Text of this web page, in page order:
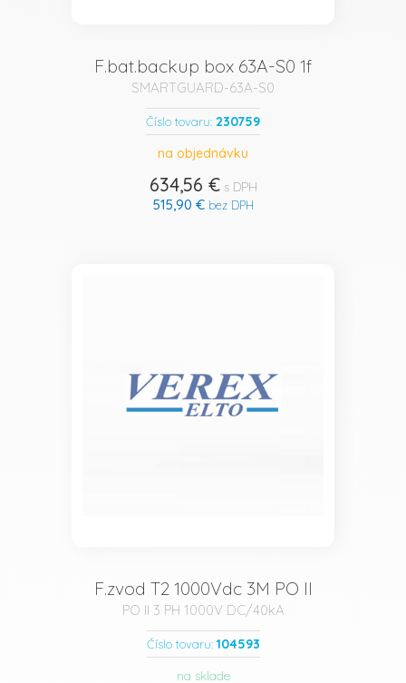
F.bat.backup box 63A-S0 1f
SMARTGUARD-63A-S0
Číslo tovaru: 230759
na objednávku
634,56 €s DPH
515,90 €bez DPH
F.zvod T2 1000Vdc 3M PO II
PO II 3 PH 1000V DC/40kA
Číslo tovaru: 104593
na sklade